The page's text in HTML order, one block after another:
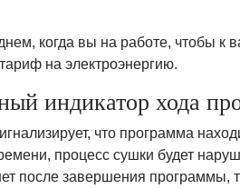
когда вы на работе, чтобы
на электроэнергию.
индикатор хода
что программа
процесс сушки будет
после завершения программы,